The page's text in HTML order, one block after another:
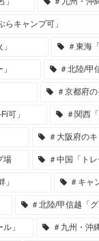
らキャンプ可」
＃東海
＃北陸/甲
＃京都府
可」 ＃関西
＃大阪府の
場 ＃中国「トレ
＃キャ
＃北陸/甲信越「
」 ＃九州・沖